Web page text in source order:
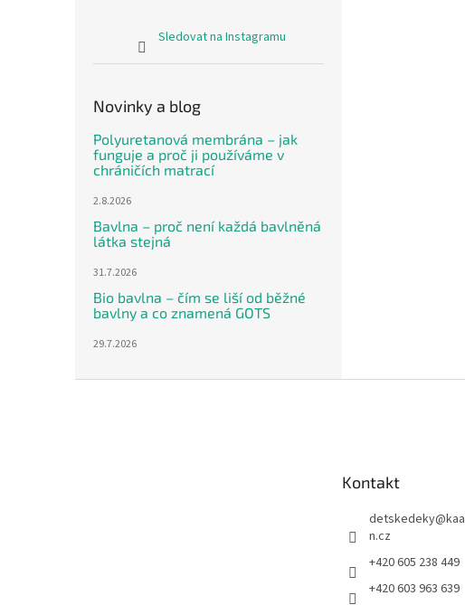
Sledovat na Instagramu
Novinky a blog
Polyuretanová membrána – jak
funguje a proč ji používáme v
chráničích matrací
2.8.2026
Bavlna – proč není každá bavlněná
látka stejná
31.7.2026
Bio bavlna – čím se liší od běžné
bavlny a co znamená GOTS
29.7.2026
Kontakt
detskedeky@
n.cz
+420 605 238 449
+420 603 963 639